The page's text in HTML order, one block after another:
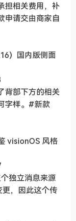
担相关费用，补
申请交由商家自
）国内版侧面
背部下方的相关
字样。#新款
visionOS 风格
独立消息来源
，因此这个传